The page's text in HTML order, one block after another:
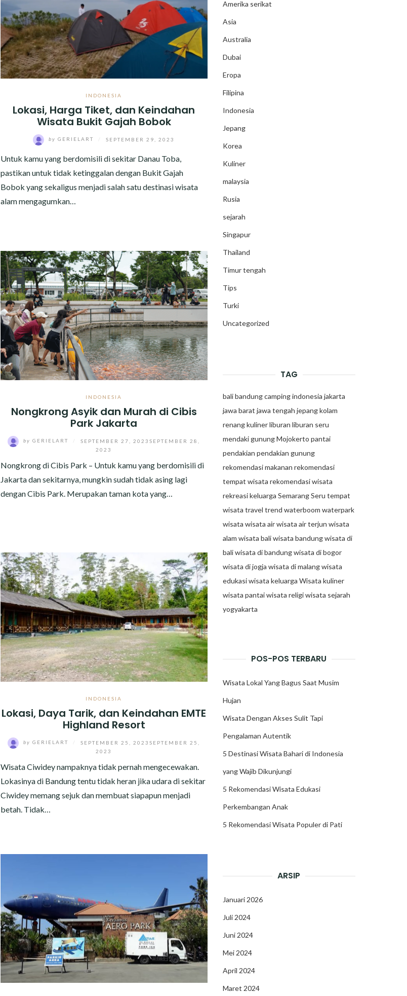
INDONESIA
Lokasi, Harga Tiket, dan Keindahan
Wisata Bukit Gajah Bobok
by GERIELART SEPTEMBER 29, 2023
Untuk kamu yang berdomisili di sekitar Danau Toba,
pastikan untuk tidak ketinggalan dengan Bukit Gajah
Bobok yang sekaligus menjadi salah satu destinasi wisata
alam mengagumkan…
INDONESIA
Nongkrong Asyik dan Murah di Cibis
Park Jakarta
by GERIELART SEPTEMBER 27, 2023SEPTEMBER 28,
2023
Nongkrong di Cibis Park – Untuk kamu yang berdomisili di
Jakarta dan sekitarnya, mungkin sudah tidak asing lagi
dengan Cibis Park. Merupakan taman kota yang…
INDONESIA
Lokasi, Daya Tarik, dan Keindahan EMTE
Highland Resort
by GERIELART SEPTEMBER 25, 2023SEPTEMBER 25,
2023
Wisata Ciwidey nampaknya tidak pernah mengecewakan.
Lokasinya di Bandung tentu tidak heran jika udara di sekitar
Ciwidey memang sejuk dan membuat siapapun menjadi
betah. Tidak…
Amerika serikat
Asia
Australia
Dubai
Eropa
Filipina
Indonesia
Jepang
Korea
Kuliner
malaysia
Rusia
sejarah
Singapur
Thailand
Timur tengah
Tips
Turki
Uncategorized
TAG
bali bandung camping indonesia jakarta
jawa barat jawa tengah jepang kolam
renang kuliner liburan liburan seru
mendaki gunung Mojokerto pantai
pendakian pendakian gunung
rekomendasi makanan rekomendasi
tempat wisata rekomendasi wisata
rekreasi keluarga Semarang Seru tempat
wisata travel trend waterboom waterpark
wisata wisata air wisata air terjun wisata
alam wisata bali wisata bandung wisata di
bali wisata di bandung wisata di bogor
wisata di jogja wisata di malang wisata
edukasi wisata keluarga Wisata kuliner
wisata pantai wisata religi wisata sejarah
yogyakarta
POS-POS TERBARU
Wisata Lokal Yang Bagus Saat Musim
Hujan
Wisata Dengan Akses Sulit Tapi
Pengalaman Autentik
5 Destinasi Wisata Bahari di Indonesia
yang Wajib Dikunjungi
5 Rekomendasi Wisata Edukasi
Perkembangan Anak
5 Rekomendasi Wisata Populer di Pati
ARSIP
Januari 2026
Juli 2024
Juni 2024
Mei 2024
April 2024
Maret 2024